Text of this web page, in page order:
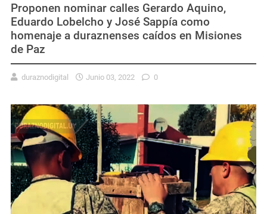
Proponen nominar calles Gerardo Aquino,
Eduardo Lobelcho y José Sappía como
homenaje a duraznenses caídos en Misiones
de Paz
duraznodigital Junio 03, 2022 0